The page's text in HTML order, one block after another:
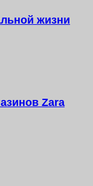
жизни
Zara